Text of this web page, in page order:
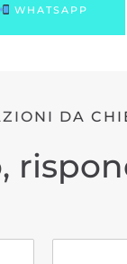
WHATSAPP
DA